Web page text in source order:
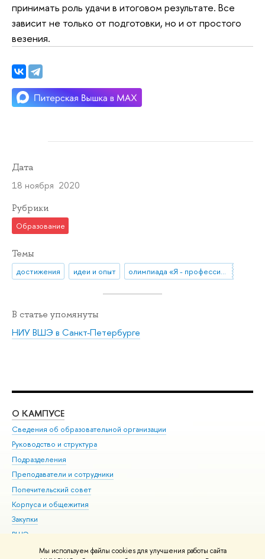
Мы используем файлы cookies для улучшения работы сайта
принимать роль удачи в итоговом результате. Все
зависит не только от подготовки, но и от простого
везения.
Дата
18 ноября 2020
Рубрики
Образование
Темы
достижения идеи и опыт олимпиада «Я - профессионал»
В статье упомянуты
НИУ ВШЭ в Санкт-Петербурге
О КАМПУСЕ
Сведения об образовательной организации
Руководство и структура
Подразделения
Преподаватели и сотрудники
Попечительский совет
Корпуса и общежития
Закупки
ВШЭ для студентов с ограниченными возможностями
здоровья и инвалидностью